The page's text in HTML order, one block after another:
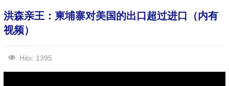
洪森亲王：柬埔寨对美国的出口超过进口（内有
视频）
Hits: 1395